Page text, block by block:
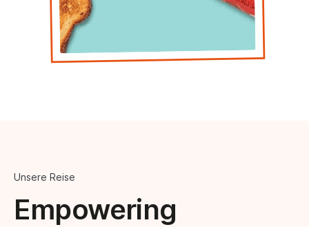
Unsere Reise
Empowering